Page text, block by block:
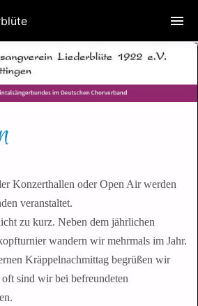
Konzerthallen oder Open Air werden
veranstaltet.
zu kurz. Neben dem jährlichen
wandern wir mehrmals im Jahr.
Kräppelnachmittag begrüßen wir
oft sind wir bei befreundeten